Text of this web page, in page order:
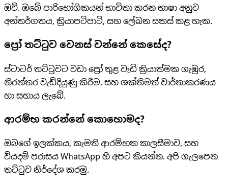
ඔව්. ඔබේ පාරිභෝගිකයන් භාවිතා කරන භාෂා අනුව
අන්තර්ගතය, ක්‍රියාපටිපාටි, සහ ලේඛන සකස් කළ හැක.
ප්‍රෝ තට්ටුව වෙනස් වන්නේ කෙසේද?
ස්ටාටර් තට්ටුවට වඩා ප්‍රෝ තුළ වැඩි ක්‍රියාත්මක ගැඹුර,
නිරන්තර වැඩිදියුණු කිරීම, සහ ශක්තිමත් වාර්තාකරණය
හා සහාය ලැබේ.
ආරම්භ කරන්නේ කොහොමද?
ඔබගේ ඉලක්කය, කැමති ආරම්භක කාලසීමාව, සහ
වියදම් පරාසය WhatsApp හි අපට කියන්න. අපි ගැලපෙන
තට්ටුව නිර්දේශ කරමු.